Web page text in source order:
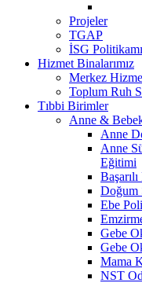
Projeler
TGAP
İSG
Hizmet Binalarımız
Merkez
Toplum Ruh
Tıbbi Birimler
Anne &
Anne
Anne
Eğitimi
Doğum
Ebe
Gebe
Gebe
Mama
NST